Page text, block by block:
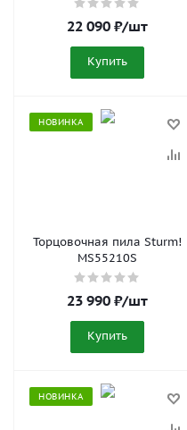
22 090 ₽/шт
Купить
НОВИНКА
Торцовочная пила Sturm!
MS55210S
23 990 ₽/шт
Купить
НОВИНКА